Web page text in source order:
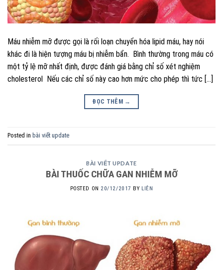
Máu nhiễm mỡ được gọi là rối loạn chuyển hóa lipid máu, hay nói
khác đi là hiện tượng máu bị nhiễm bẩn. Bình thường trong máu có
một tỷ lệ mỡ nhất định, được đánh giá bằng chỉ số xét nghiệm
cholesterol Nếu các chỉ số này cao hơn mức cho phép thì tức […]
ĐỌC THÊM →
Posted in bài viết update
BÀI VIẾT UPDATE
BÀI THUỐC CHỮA GAN NHIỄM MỠ
POSTED ON 20/12/2017 BY LIÊN